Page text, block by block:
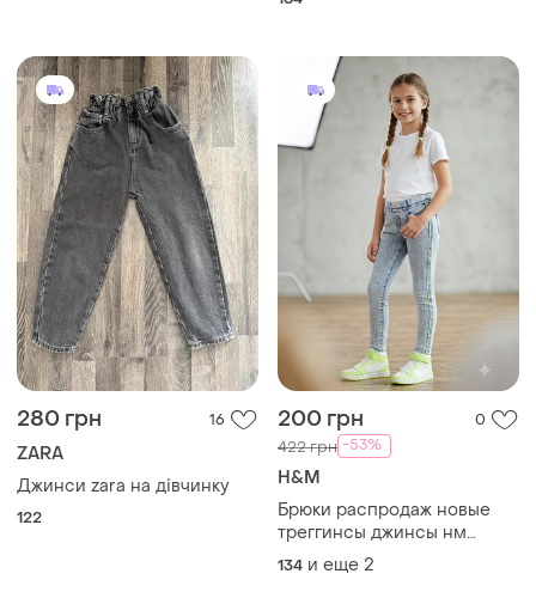
280 грн 16
ZARA
Джинси zara на дівчинку
122
200 грн 0
422 грн -53%
H&M
Брюки распродаж новые
треггинсы джинсы нм
h&amp;m для девочки
подростка джеггинсы акция
134 и еще 2